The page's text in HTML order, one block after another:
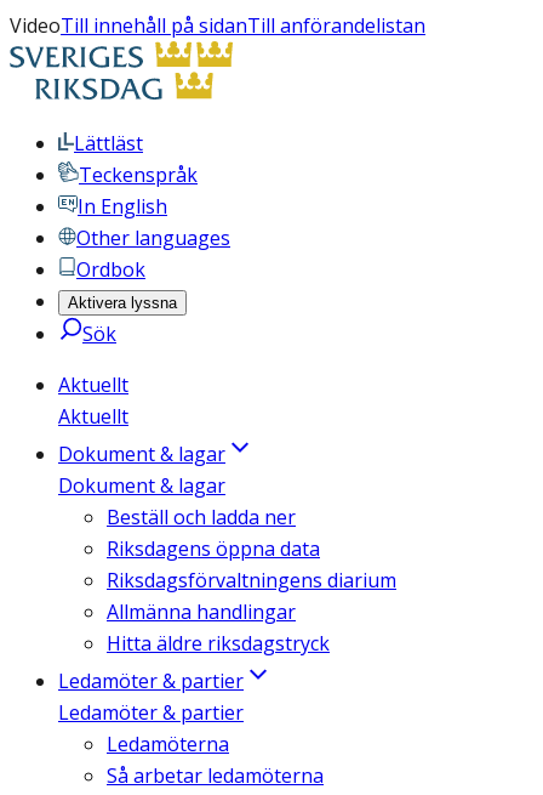
VideoTill innehåll på sidanTill anförandelistan
Lättläst
Teckenspråk
In English
Other languages
Ordbok
Aktivera lyssna
Sök
Aktuellt
Aktuellt
Dokument & lagar
Dokument & lagar
Beställ och ladda ner
Riksdagens öppna data
Riksdagsförvaltningens diarium
Allmänna handlingar
Hitta äldre riksdagstryck
Ledamöter & partier
Ledamöter & partier
Ledamöterna
Så arbetar ledamöterna